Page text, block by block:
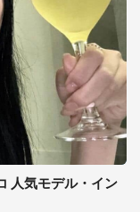
人気モデル・イン